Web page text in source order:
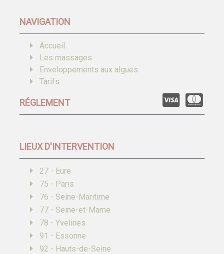
NAVIGATION
Accueil
Les massages
Enveloppements aux algues
Tarifs
RÉGLEMENT
LIEUX D'INTERVENTION
27 - Eure
75 - Paris
76 - Seine-Maritime
77 - Seine-et-Marne
78 - Yvelines
91 - Essonne
92 - Hauts-de-Seine